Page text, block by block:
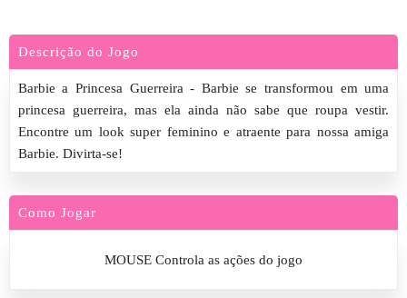
Descrição do Jogo
Barbie a Princesa Guerreira - Barbie se transformou em uma
princesa guerreira, mas ela ainda não sabe que roupa vestir.
Encontre um look super feminino e atraente para nossa amiga
Barbie. Divirta-se!
Como Jogar
MOUSE Controla as ações do jogo